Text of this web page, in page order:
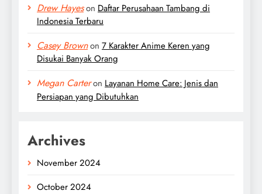
Drew Hayeson Daftar Perusahaan Tambang di
Indonesia Terbaru
Casey Brownon 7 Karakter Anime Keren yang
Disukai Banyak Orang
Megan Carteron Layanan Home Care: Jenis dan
Persiapan yang Dibutuhkan
Archives
November 2024
October 2024